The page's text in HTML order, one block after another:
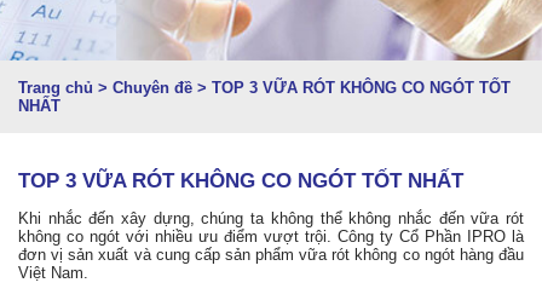
Trang chủ > Chuyên đề > TOP 3 VỮA RÓT KHÔNG CO NGÓT TỐT
NHẤT
TOP 3 VỮA RÓT KHÔNG CO NGÓT TỐT NHẤT
Khi nhắc đến xây dựng, chúng ta không thể không nhắc đến vữa rót
không co ngót với nhiều ưu điểm vượt trội. Công ty Cổ Phần IPRO là
đơn vị sản xuất và cung cấp sản phẩm vữa rót không co ngót hàng đầu
Việt Nam.